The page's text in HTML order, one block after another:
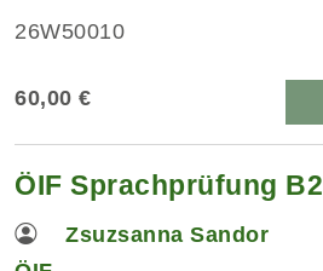
26W50010
60,00 €
ÖIF Sprachprüfung B2
Zsuzsanna Sandor